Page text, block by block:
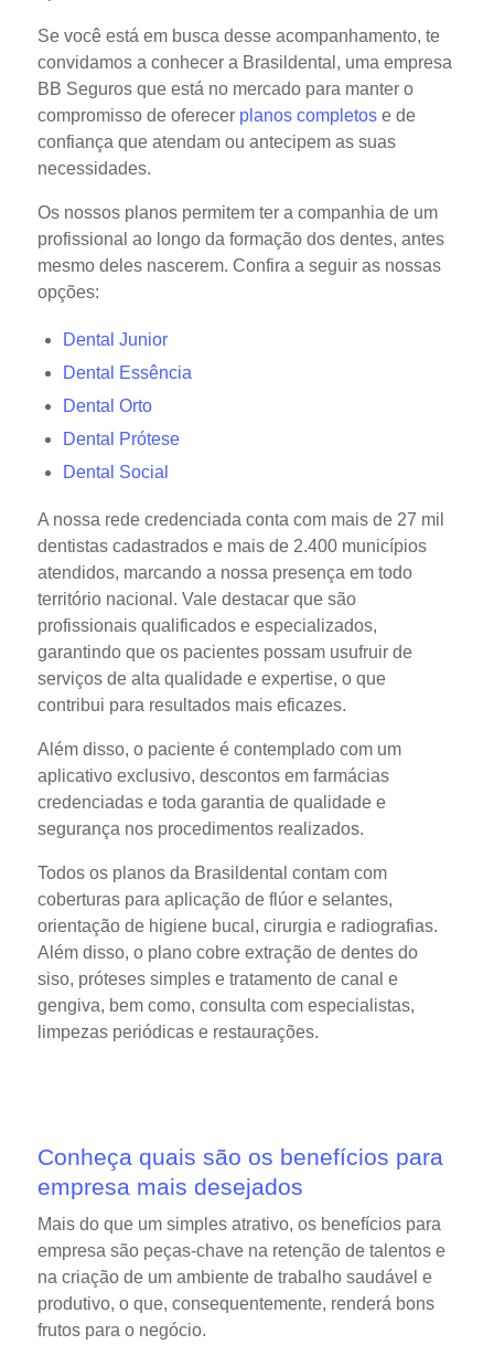
Se você está em busca desse acompanhamento, te
convidamos a conhecer a Brasildental, uma empresa
BB Seguros que está no mercado para manter o
compromisso de oferecer planos completose de
confiança que atendam ou antecipem as suas
necessidades.
Os nossos planos permitem ter a companhia de um
profissional ao longo da formação dos dentes, antes
mesmo deles nascerem. Confira a seguir as nossas
opções:
Dental Junior
Dental Essência
Dental Orto
Dental Prótese
Dental Social
A nossa rede credenciada conta com mais de 27 mil
dentistas cadastrados e mais de 2.400 municípios
atendidos, marcando a nossa presença em todo
território nacional. Vale destacar que são
profissionais qualificados e especializados,
garantindo que os pacientes possam usufruir de
serviços de alta qualidade e expertise, o que
contribui para resultados mais eficazes.
Além disso, o paciente é contemplado com um
aplicativo exclusivo, descontos em farmácias
credenciadas e toda garantia de qualidade e
segurança nos procedimentos realizados.
Todos os planos da Brasildental contam com
coberturas para aplicação de flúor e selantes,
orientação de higiene bucal, cirurgia e radiografias.
Além disso, o plano cobre extração de dentes do
siso, próteses simples e tratamento de canal e
gengiva, bem como, consulta com especialistas,
limpezas periódicas e restaurações.
Conheça quais são os benefícios para
empresa mais desejados
Mais do que um simples atrativo, os benefícios para
empresa são peças-chave na retenção de talentos e
na criação de um ambiente de trabalho saudável e
produtivo, o que, consequentemente, renderá bons
frutos para o negócio.